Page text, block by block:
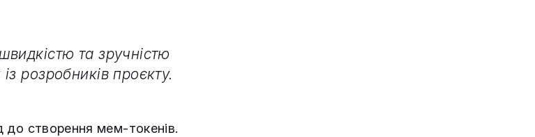
та зручністю
розробників проєкту.
до створення мем-токенів.